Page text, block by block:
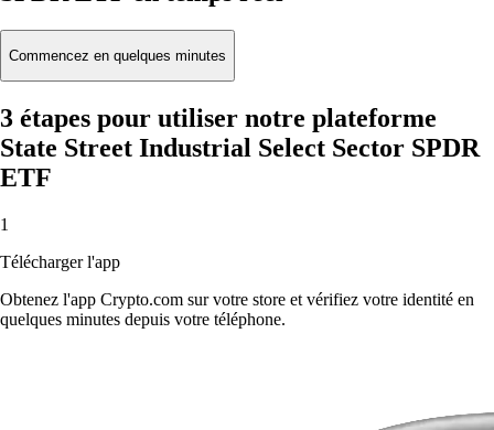
Commencez en quelques minutes
3 étapes pour utiliser notre plateforme
State Street Industrial Select Sector SPDR
ETF
1
Télécharger l'app
Obtenez l'app Crypto.com sur votre store et vérifiez votre identité en
quelques minutes depuis votre téléphone.